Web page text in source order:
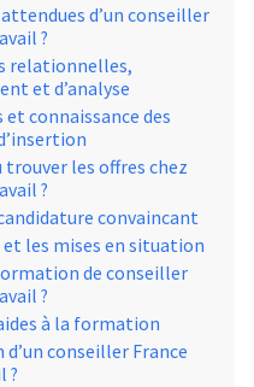
d’un conseiller
?
relationnelles,
et d’analyse
connaissance des
les offres chez
?
convaincant
les mises en situation
de conseiller
?
à la formation
conseiller France
?